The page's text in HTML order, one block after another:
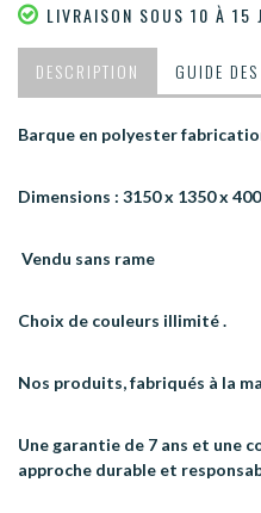
LIVRAISON SOUS 10 À 15
DESCRIPTION GUIDE
Barque en polyester
Dimensions : 3150 x 1350 x
Vendu sans rame
Choix de couleurs illimité .
Nos produits, fabriqués à la
Une garantie de 7 ans et une
approche durable et